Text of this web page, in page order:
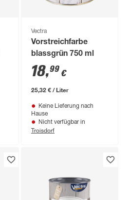
Vectra
Vorstreichfarbe
blassgrün 750 ml
18,99 €
25,32 € / Liter
Keine Lieferung nach
Hause
Nicht verfügbar in
Troisdorf